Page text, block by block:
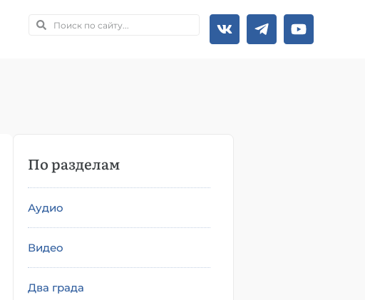
По разделам
Аудио
Видео
Два града